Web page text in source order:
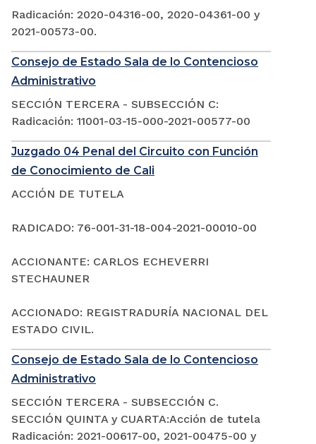
Radicación: 2020-04316-00, 2020-04361-00 y
2021-00573-00.
Consejo de Estado Sala de lo Contencioso
Administrativo
SECCIÓN TERCERA - SUBSECCIÓN C:
Radicación: 11001-03-15-000-2021-00577-00
Juzgado 04 Penal del Circuito con Función
de Conocimiento de Cali
ACCIÓN DE TUTELA
RADICADO: 76-001-31-18-004-2021-00010-00
ACCIONANTE: CARLOS ECHEVERRI
STECHAUNER
ACCIONADO: REGISTRADURÍA NACIONAL DEL
ESTADO CIVIL.
Consejo de Estado Sala de lo Contencioso
Administrativo
SECCIÓN TERCERA - SUBSECCIÓN C.
SECCIÓN QUINTA y CUARTA:Acción de tutela
Radicación: 2021-00617-00, 2021-00475-00 y